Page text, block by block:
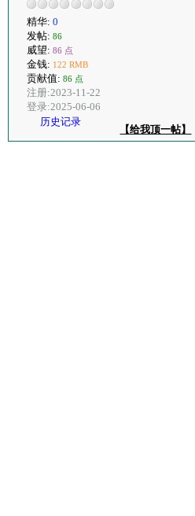
精华: 0
发帖: 86
威望: 86 点
金钱: 122 RMB
贡献值: 86 点
注册:2023-11-22
登录:2025-06-06
历史记录
【给我顶一帖】